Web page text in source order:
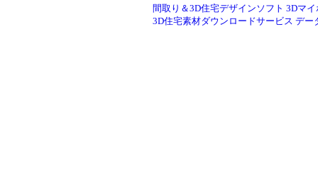
間取り＆3D住宅デザインソフト 3Dマ
3D住宅素材ダウンロードサービス デー